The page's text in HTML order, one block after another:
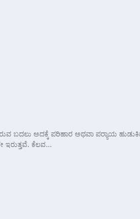
ಬದಲು ಅದಕ್ಕೆ ಪರಿಹಾರ ಅಥವಾ ಪರ್‍ಯಾಯ
ಇರುತ್ತವೆ. ಕೆಲವ...